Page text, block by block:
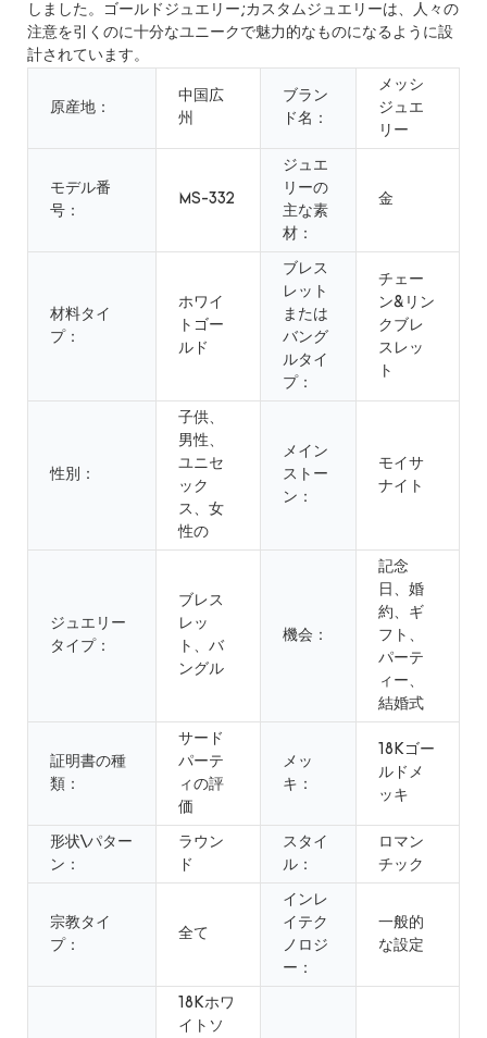
しました。ゴールドジュエリー;カスタムジュエリーは、人々の
注意を引くのに十分なユニークで魅力的なものになるように設
計されています。
原産地：
中国広
州
ブラン
ド名：
メッシ
ジュエ
リー
モデル番
号：
MS-332
ジュエ
リーの
主な素
材：
金
材料タイ
プ：
ホワイ
トゴー
ルド
ブレス
レット
または
バング
ルタイ
プ：
チェー
ン&リン
クブレ
スレッ
ト
性別：
子供、
男性、
ユニセ
ック
ス、女
性の
メイン
ストー
ン：
モイサ
ナイト
ジュエリー
タイプ：
ブレス
レッ
ト、バ
ングル
機会：
記念
日、婚
約、ギ
フト、
パーテ
ィー、
結婚式
証明書の種
類：
サード
パーテ
ィの評
価
メッ
キ：
18Kゴー
ルドメ
ッキ
形状\パター
ン：
ラウン
ド
スタイ
ル：
ロマン
チック
宗教タイ
プ：
全て
インレ
イテク
ノロジ
ー：
一般的
な設定
18Kホワ
イトソ